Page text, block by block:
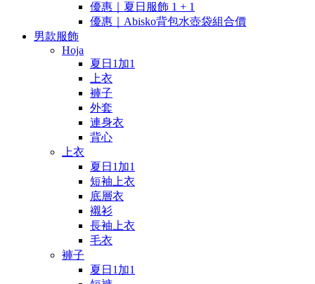
優惠｜夏日服飾 1 + 1
優惠｜Abisko背包水壺袋組合價
男款服飾
Hoja
夏日1加1
上衣
褲子
外套
連身衣
背心
上衣
夏日1加1
短袖上衣
底層衣
襯衫
長袖上衣
毛衣
褲子
夏日1加1